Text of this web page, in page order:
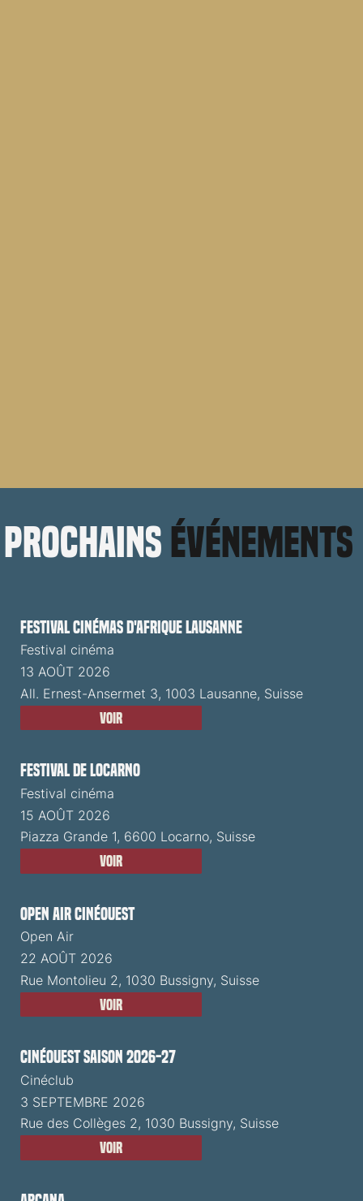
prochains événements
Festival cinémas d'Afrique Lausanne
Festival cinéma
13 AOÛT 2026
All. Ernest-Ansermet 3, 1003 Lausanne, Suisse
Voir
Festival de Locarno
Festival cinéma
15 AOÛT 2026
Piazza Grande 1, 6600 Locarno, Suisse
Voir
Open Air CinéOuest
Open Air
22 AOÛT 2026
Rue Montolieu 2, 1030 Bussigny, Suisse
Voir
CinéOuest Saison 2026-27
Cinéclub
3 SEPTEMBRE 2026
Rue des Collèges 2, 1030 Bussigny, Suisse
Voir